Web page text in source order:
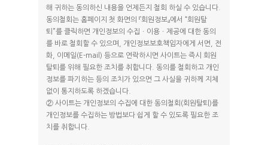
해 귀하는 동의하신 내용을 언제든지 철회 하실 수 있습니다.
동의철회는 홈페이지 첫 화면의 『회원정보』에서 “회원탈
퇴”를 클릭하면 개인정보의 수집ㆍ이용ㆍ제공에 대한 동의
를 바로 철회할 수 있으며, 개인정보보호책임자에게 서면, 전
화, 이메일(E-mail) 등으로 연락하시면 사이트는 즉시 회원
탈퇴를 위해 필요한 조치를 취합니다. 동의를 철회하고 개인
정보를 파기하는 등의 조치가 있으면 그 사실을 귀하께 지체
없이 통지하도록 하겠습니다.
② 사이트는 개인정보의 수집에 대한 동의철회(회원탈퇴)를
개인정보를 수집하는 방법보다 쉽게 할 수 있도록 필요한 조
치를 취합니다.